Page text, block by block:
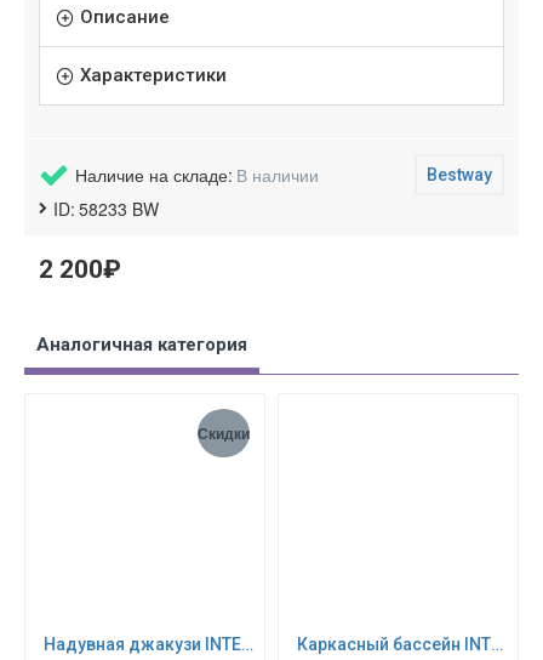
Описание
Характеристики
Наличие на складе: В наличии
ID: 58233 BW
Bestway
2 200₽
Аналогичная категория
Скидки
Надувная джакузи INTEX PureSpa Jet and Bubble Deluxe 218x71см-6 персон ; артикул 28462 Каркасный бассейн INTEX Prism Frame (круг) 3.66 х 1.22 м ; артикул 26718